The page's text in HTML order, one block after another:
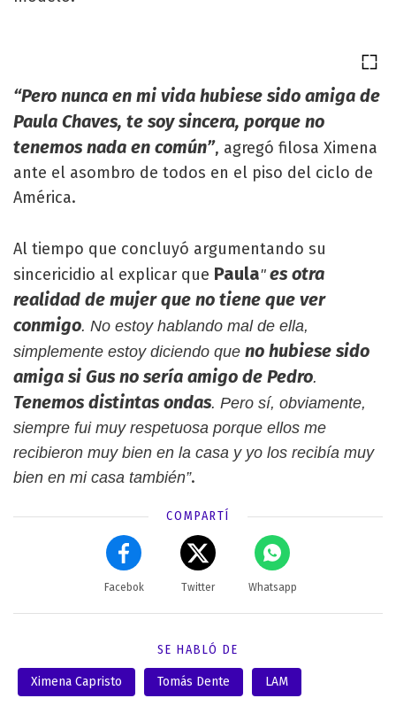
“Pero nunca en mi vida hubiese sido amiga de
Paula Chaves, te soy sincera, porque no
tenemos nada en común”, agregó filosa Ximena
ante el asombro de todos en el piso del ciclo de
América.
Al tiempo que concluyó argumentando su
sincericidio al explicar que Paula"es otra
realidad de mujer que no tiene que ver
conmigo. No estoy hablando mal de ella,
simplemente estoy diciendo que no hubiese sido
amiga si Gus no sería amigo de Pedro.
Tenemos distintas ondas. Pero sí, obviamente,
siempre fui muy respetuosa porque ellos me
recibieron muy bien en la casa y yo los recibía muy
bien en mi casa también”.
COMPARTÍ
Facebok Twitter Whatsapp
SE HABLÓ DE
Ximena Capristo Tomás Dente LAM